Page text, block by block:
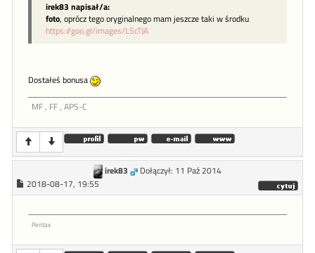
irek83 napisał/a:
foto, oprócz tego oryginalnego mam jeszcze taki w środku
https://goo.gl/images/LScTJA
Dostałeś bonusa
MF , FF , APS-C
irek83
Dołączył: 11 Paź 2014
2018-08-17, 19:55
Pentax